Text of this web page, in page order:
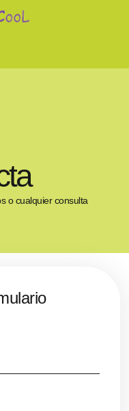
o cualquier consulta